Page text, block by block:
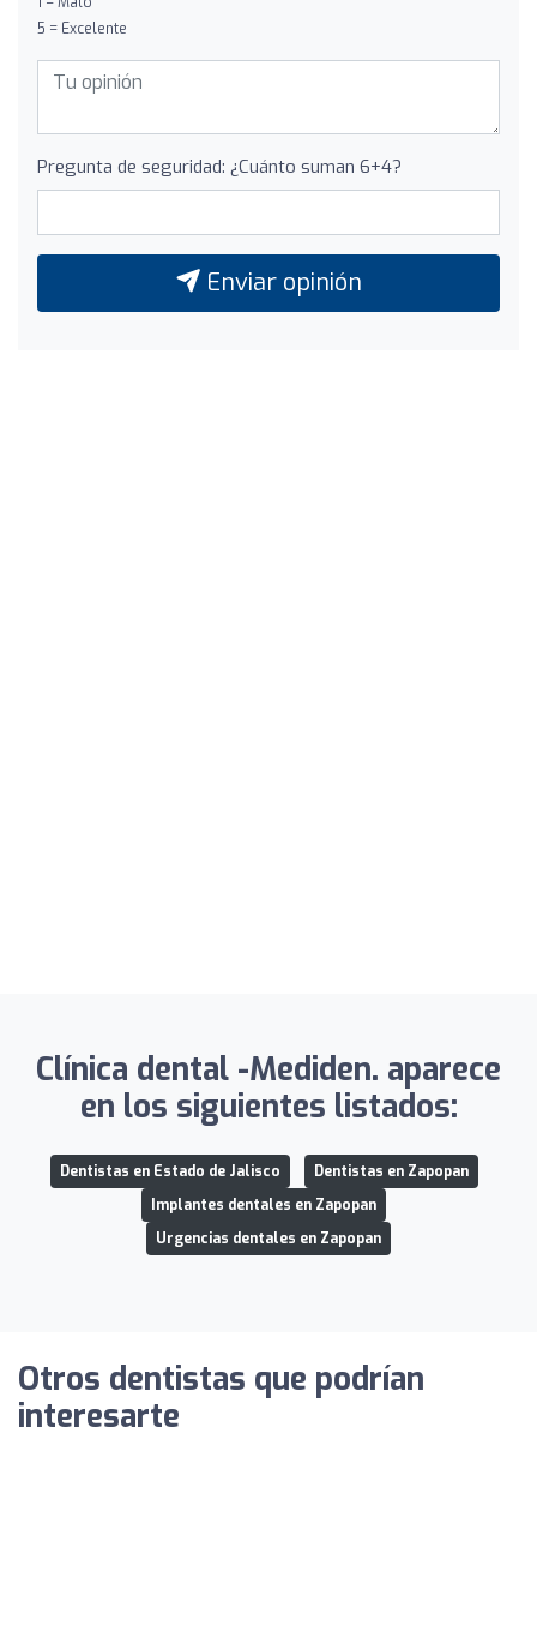
5 = Excelente
Pregunta de seguridad: ¿Cuánto suman 6+4?
Enviar opinión
Clínica dental -Mediden. aparece
en los siguientes listados:
Dentistas en Estado de Jalisco
Dentistas en Zapopan
Implantes dentales en Zapopan
Urgencias dentales en Zapopan
Otros dentistas que podrían
interesarte